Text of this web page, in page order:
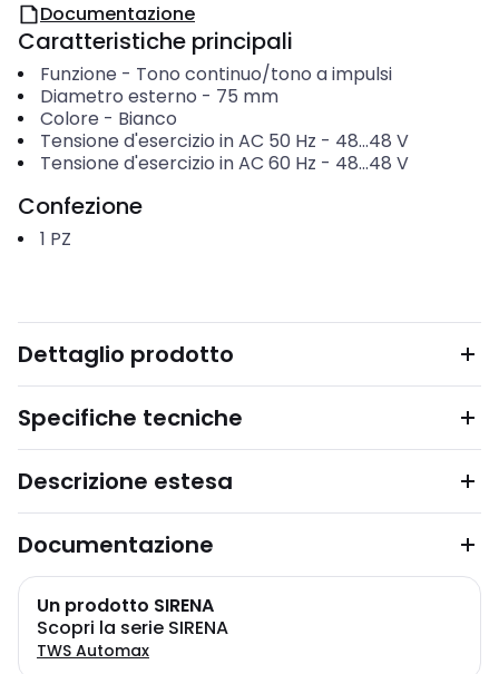
Documentazione
Caratteristiche principali
Funzione - Tono continuo/tono a impulsi
Diametro esterno - 75 mm
Colore - Bianco
Tensione d'esercizio in AC 50 Hz - 48...48 V
Tensione d'esercizio in AC 60 Hz - 48...48 V
Confezione
1 PZ
Dettaglio prodotto
Specifiche tecniche
Descrizione estesa
Documentazione
Un prodotto SIRENA
Scopri la serie SIRENA
TWS Automax